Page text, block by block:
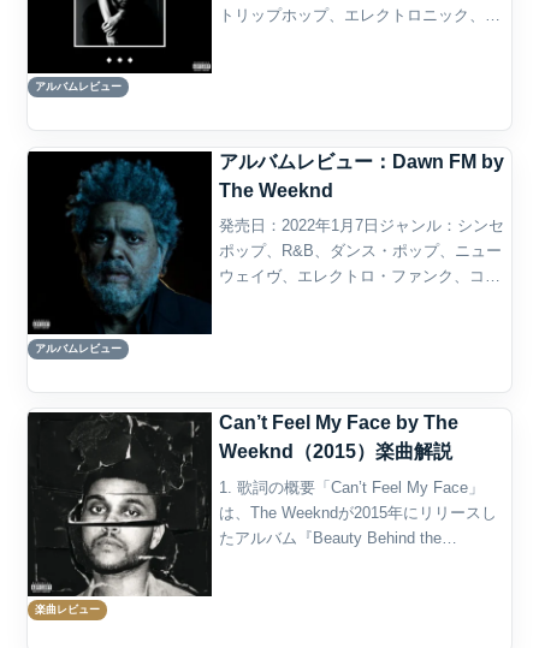
アルバムレビュー
トリップホップ、エレクトロニック、ド
アルバムレビュー
アルバムレビュー：Dawn FM by
The Weeknd
発売日：2022年1月7日ジャンル：シンセ
ポップ、R&B、ダンス・ポップ、ニュー
ウェイヴ、エレクトロ・ファンク、コン
楽曲レビュー
Can’t Feel My Face by The
Weeknd（2015）楽曲解説
1. 歌詞の概要「Can’t Feel My Face」
は、The Weekndが2015年にリリースし
たアルバム『Beauty Behind the